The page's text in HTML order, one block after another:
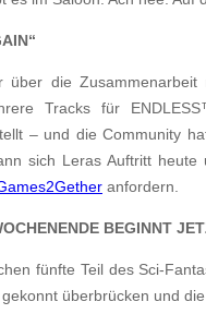
über die
Tracks für
– und die Community
sich Leras Auftritt
anfordern.
BEGINNT
fünfte Teil des Sci-
überbrücken und